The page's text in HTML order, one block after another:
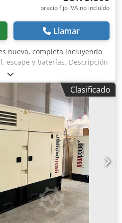
precio fijo IVA no incluído
Llamar
nueva, completa incluyendo
escape y baterías. Descripción
Newpower grupo
continua: 24 kW / 30 kVA
Motor: Kofo RIcardo
por agua Conexión:
Voltaje: 400/230 V incluyendo
AVR, cargador de batería,
calentador de agua de
Comap AMF8,
2180x960x1260 mm
kg Depósito de gasóleo: 102 L.
75% de carga: 5,8 L/h Al 50%
de red, alimentación de red,
inmediato. Precio neto: 5.208
adicionales Interruptor
Hbpjx Ancokr Interruptor
Clasificado